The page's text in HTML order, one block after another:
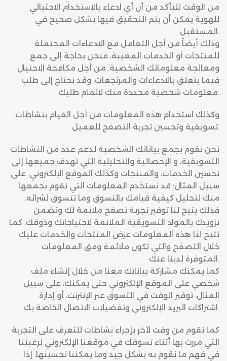
من الوقت للتأكد من أن أي ادعاء بالاستخدام الاحتيالي
للهوية يمكن أن يتم التحقيق فيها بشكل صحيح في
المستقبل.
وذلك أيضاً من أجل التعامل مع الادعاءات المحتملة
للمنتجات أو الخدمات المعيبة، فنحن بحاجة إلى جمع
ومعالجة معلوماتك الشخصية. من أجل مكافحة الاحتيال
فيما يتعلق بالادعاءات والمرتجعات، وقد نحتاج إلى طلب
معلومات شخصية محددة منك لاتمام طلبك.
وكذلك استخدام هذه المعلومات من أجل القيام بنشاطات
تسويقية وتحسين تجربة التصفح للعميل.
نحن نقوم بجمع بياناتك الشخصية لدعم عدد من النشاطات
التسويقية، و الإحصائية والتحليلية التي تهدف جميعها إلى
تحسين الخدمات، والمنتجات وكذلك الموقع الإلكتروني. على
سبيل المثال: قد نستخدم المعلومات التي نقوم بجمعها
منك لتحليل كيفية قيامك بالتسوق وما تتسوق لشرائه.
فذلك يتيح لنا توفير تجربة تصفح ملائمة لك وتضمن
تزويدك بالمواد التسويقية الملائمة لاحتياجاتك وذوقك. كما
تتيح لنا هذه المعلومات عرض المنتجات والخدمات عليك
خلال التصفح والتي تكون ملائمة وفق المعلومات
المتوفرة لدينا عنك.
كما يمكنك مشاركة بياناتك معنا من خلال إنشاء ملف
شخصي على الموقع الإلكتروني حتى يمكنك، على سبيل
المثال، توفير الوقت في التسوق عبر الإنترنت، أو إدارة
اشتراكات البريد الإلكتروني وتفضيلات الاتصال الخاصة بك.
كما نقوم من وقت لآخر بإجراء نشاطات للتعرف على التجربة
التي مررت بها أثناء تسوقك في موقعنا الإلكتروني لرغبتنا
في فهم ما نقوم به بشكل جيد وما يمكننا تحسينها. إذا